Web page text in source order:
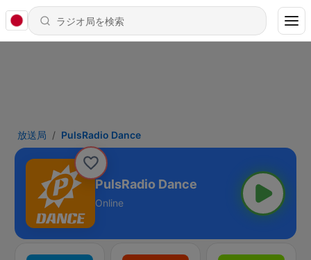
放送局 PulsRadio Dance
PulsRadio Dance
Online